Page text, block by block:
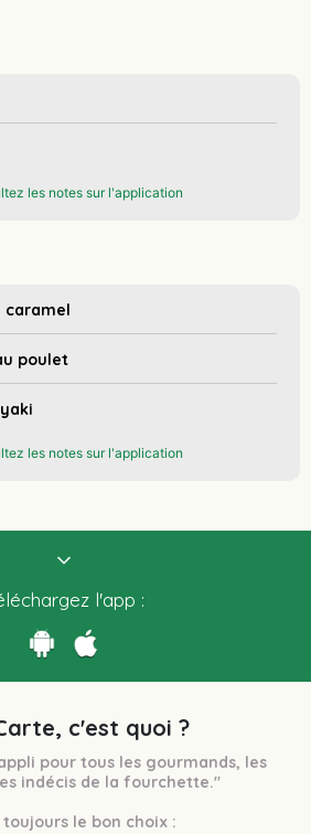
les notes sur l'application
caramel
poulet
les notes sur l'application
l'app :
c'est quoi ?
pour tous les gourmands, les
indécis de la fourchette."
toujours le bon choix :